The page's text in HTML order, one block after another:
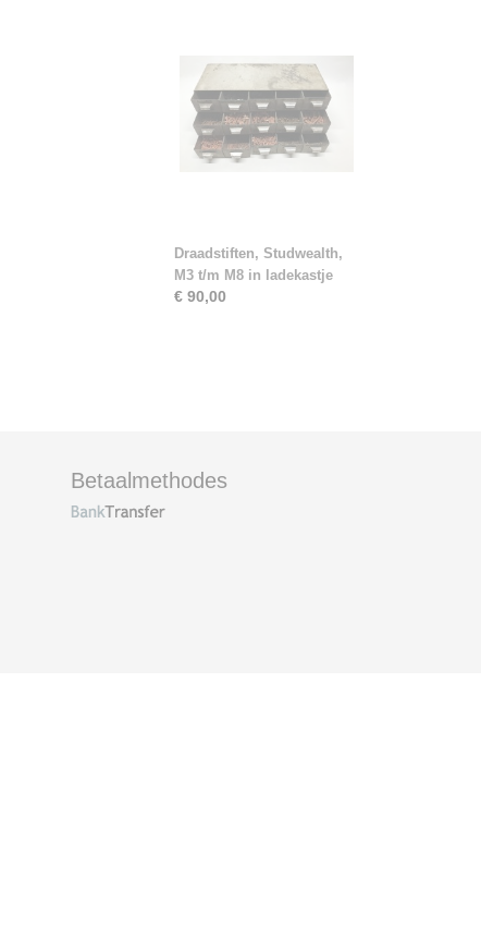
Draadstiften, Studwealth,
M3 t/m M8 in ladekastje
€ 90,00
Betaalmethodes